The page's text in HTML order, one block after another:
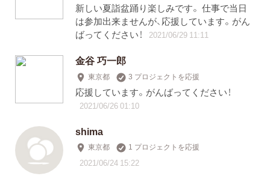
新しい夏詣盆踊り楽しみです。 仕事で当日
は参加出来ませんが、応援しています。がん
ばってください！
2021/06/29 11:11
金谷 巧一郎
東京都 3 プロジェクトを応援
応援しています。がんばってください！
2021/06/26 01:10
shima
東京都 1 プロジェクトを応援
2021/06/24 15:22